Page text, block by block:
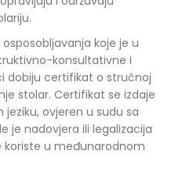
koje je u
konsultativne i
dobiju certifikat o stručnoj
stolar. Certifikat se izdaje
ovjeren u sudu sa
je nadovjera ili legalizacija
koriste u međunarodnom